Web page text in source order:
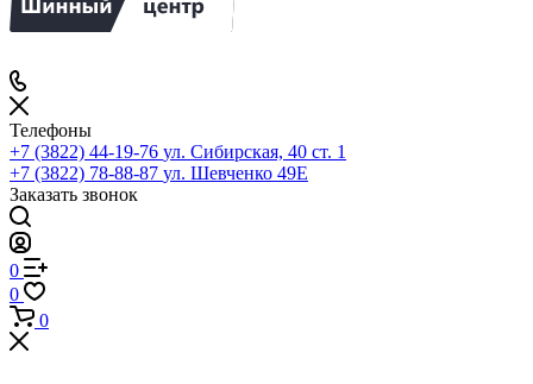
Телефоны
+7 (3822) 44-19-76 ул. Сибирская, 40 ст. 1
+7 (3822) 78-88-87 ул. Шевченко 49Е
Заказать звонок
0
0
0